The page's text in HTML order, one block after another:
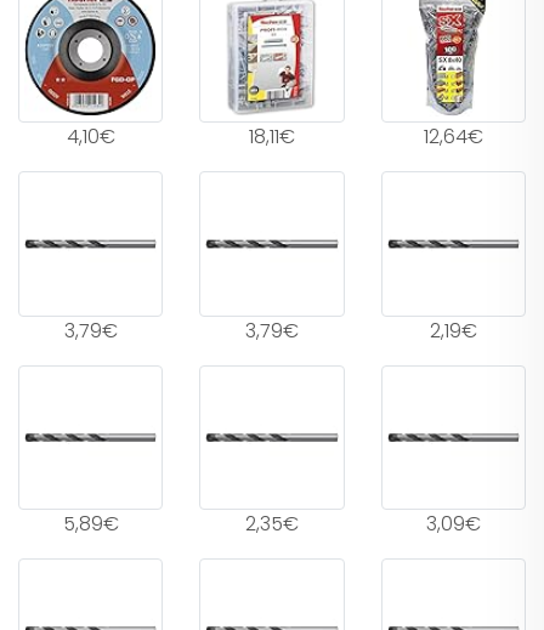
4,10€ 18,11€ 12,64€
3,79€ 3,79€ 2,19€
5,89€ 2,35€ 3,09€